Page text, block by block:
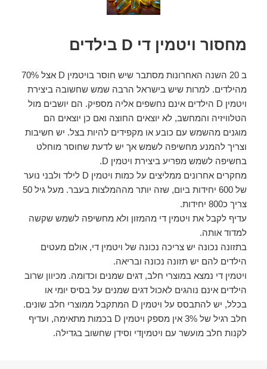
מחסור ויטמין די D בילדים
ב 20 השנה האחרונות מסתבר שיש חוסר בויטמין D אצל 70%
מהילדים. למרות שיש בישראל הרבה שמש שחשובה ביצירת
ויטמין D הילדים אינם נחשפים אליה מספיק. הם יושבים מול
הטלוויזיה והמחשב, לא יוצאים החוצה ואם כן יוצאים הם
מוגנים מהשמש עם כובע או מקפידים להיות בצל. יש חשיבות
וצריך להמנע מחשיפה לשמש אך יש לדעת שחוסר מוחלט
בחשיפה לשמש מפריע ביצירת ויטמין D.
מחקרים אחרונים ממליצים על כמות ויטמין D לילד ולבני נוער
של 600 יחידות ביום, שזה יותר מההמלצות בעבר. מעל גיל 50
צריך כ800 יחידות.
עדיף לקבל את ויטמין די מהמזון ולא מחשיפה לשמש שקשה
למדוד אותה.
בתזונה נכונה יש צריכה נכונה של ויטמין די, אולם מעטים
הילדים להם יש תזונה נכונה ובריאה.
ויטמין די נמצא במוצרי חלב, דגים שמנים וכדומה. מכיוון שרוב
הילדים אינם נוהגים לאכול דגים שמנים על בסיס יומי או
בכלל, יש להתבסס על ויטמין D המתקבל ממוצרי חלב שונים.
חלב רגיל של 3% אין מספק ויטמין D בכמות מתאימה, ועדיף
לקנות חלב מועשר עם ויטמיןדי וסידן שחשוב בגדילה.